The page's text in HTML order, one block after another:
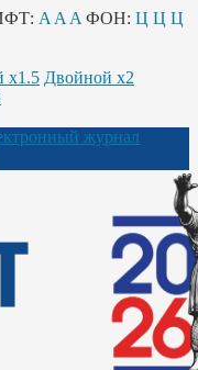
A A A ФОН: Ц Ц Ц
х1.5 Двойной х2
журнал